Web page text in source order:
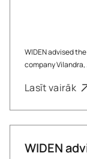
WIDEN advised
company Vilandra,
Lasīt vairāk
WIDEN